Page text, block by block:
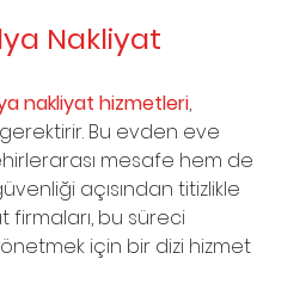
Nakliyat
nakliyat hizmetleri,
Bu evden eve
mesafe hem de
açısından titizlikle
firmaları, bu süreci
için bir dizi hizmet